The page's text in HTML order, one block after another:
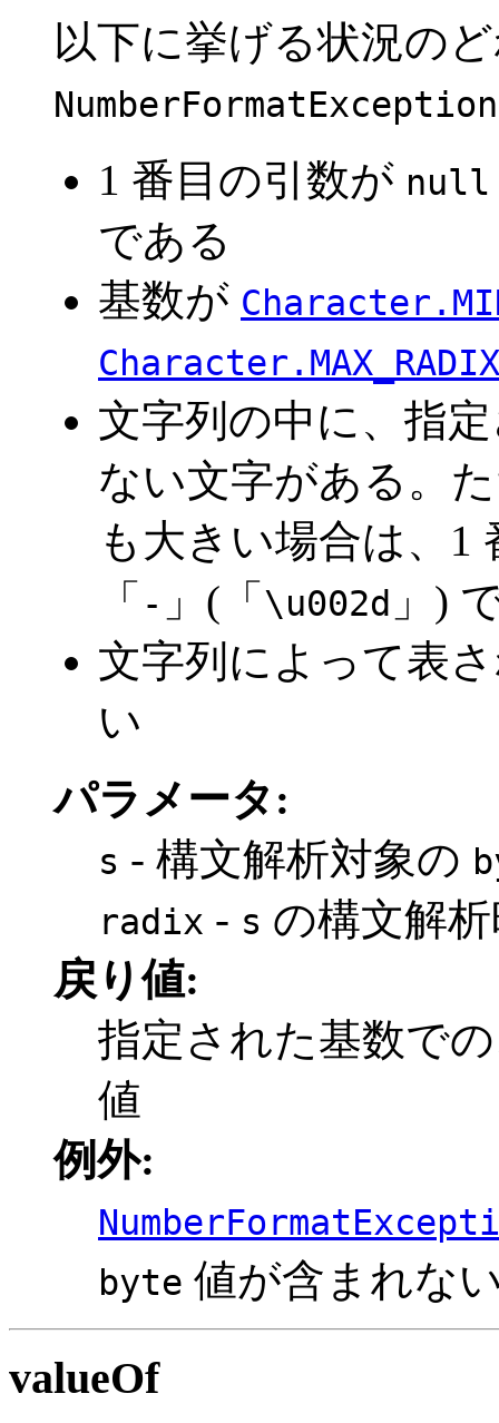
以下に挙げる状況の
NumberFormatException
1 番目の引数が null
である
基数が
Character.MAX_RADIX
文字列の中に、指
ない文字がある。
も大きい場合は、1
「 - 」(「 \u002d 」)
文字列によって表
い
パラメータ:
s - 構文解析対象の
radix - s の構文解
戻り値:
指定された基数で
値
例外:
byte 値が含まれな
valueOf